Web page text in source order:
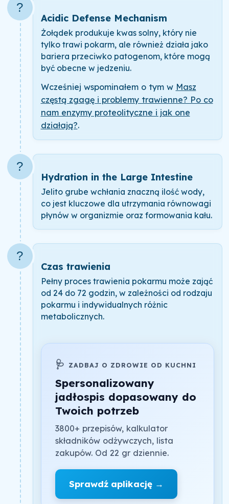
?
Acidic Defense Mechanism
Żołądek produkuje kwas solny, który nie
tylko trawi pokarm, ale również działa jako
bariera przeciwko patogenom, które mogą
być obecne w jedzeniu.
Wcześniej wspominałem o tym w Masz
częstą zgagę i problemy trawienne? Po co
nam enzymy proteolityczne i jak one
działają?.
?
Hydration in the Large Intestine
Jelito grube wchłania znaczną ilość wody,
co jest kluczowe dla utrzymania równowagi
płynów w organizmie oraz formowania kału.
?
Czas trawienia
Pełny proces trawienia pokarmu może zająć
od 24 do 72 godzin, w zależności od rodzaju
pokarmu i indywidualnych różnic
metabolicznych.
🩺 ZADBAJ O ZDROWIE OD KUCHNI
Spersonalizowany
jadłospis dopasowany do
Twoich potrzeb
3800+ przepisów, kalkulator
składników odżywczych, lista
zakupów. Od 22 gr dziennie.
Sprawdź aplikację →